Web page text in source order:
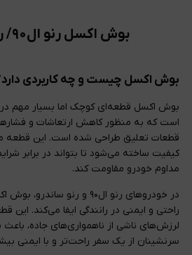
بوش اکسل رنو ال۹۰/ رنو ساندرو
بوش اکسل چیست و چه کاربردی
بوش اکسل قطعه‌ای کوچک اما بسیار مهم
است که به منظور کاهش ارتعاشات و
قطعات تعلیق طراحی شده است. این قطعه
کیفیت ساخته می‌شود تا بتواند در برابر
مداوم خودرو مقاومت کند.
در خودروهای رنو ال۹۰ و رنو
راحتی و ایمنی در رانندگی ایفا می‌کند. این
لرزش‌های ناشی از ناهمواری‌های جاده،
سرنشینان از یک سفر راحت‌تر و با ایمنی